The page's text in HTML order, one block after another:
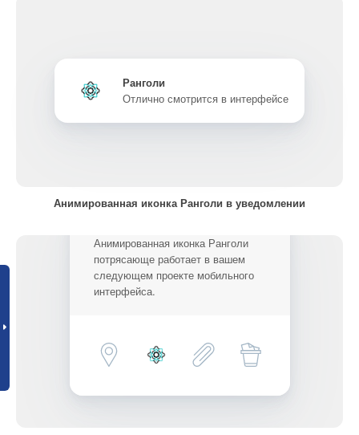
Ранголи
Отлично смотрится в интерфейсе
Анимированная иконка Ранголи в уведомлении
Анимированная иконка Ранголи
потрясающе работает в вашем
следующем проекте мобильного
интерфейса.